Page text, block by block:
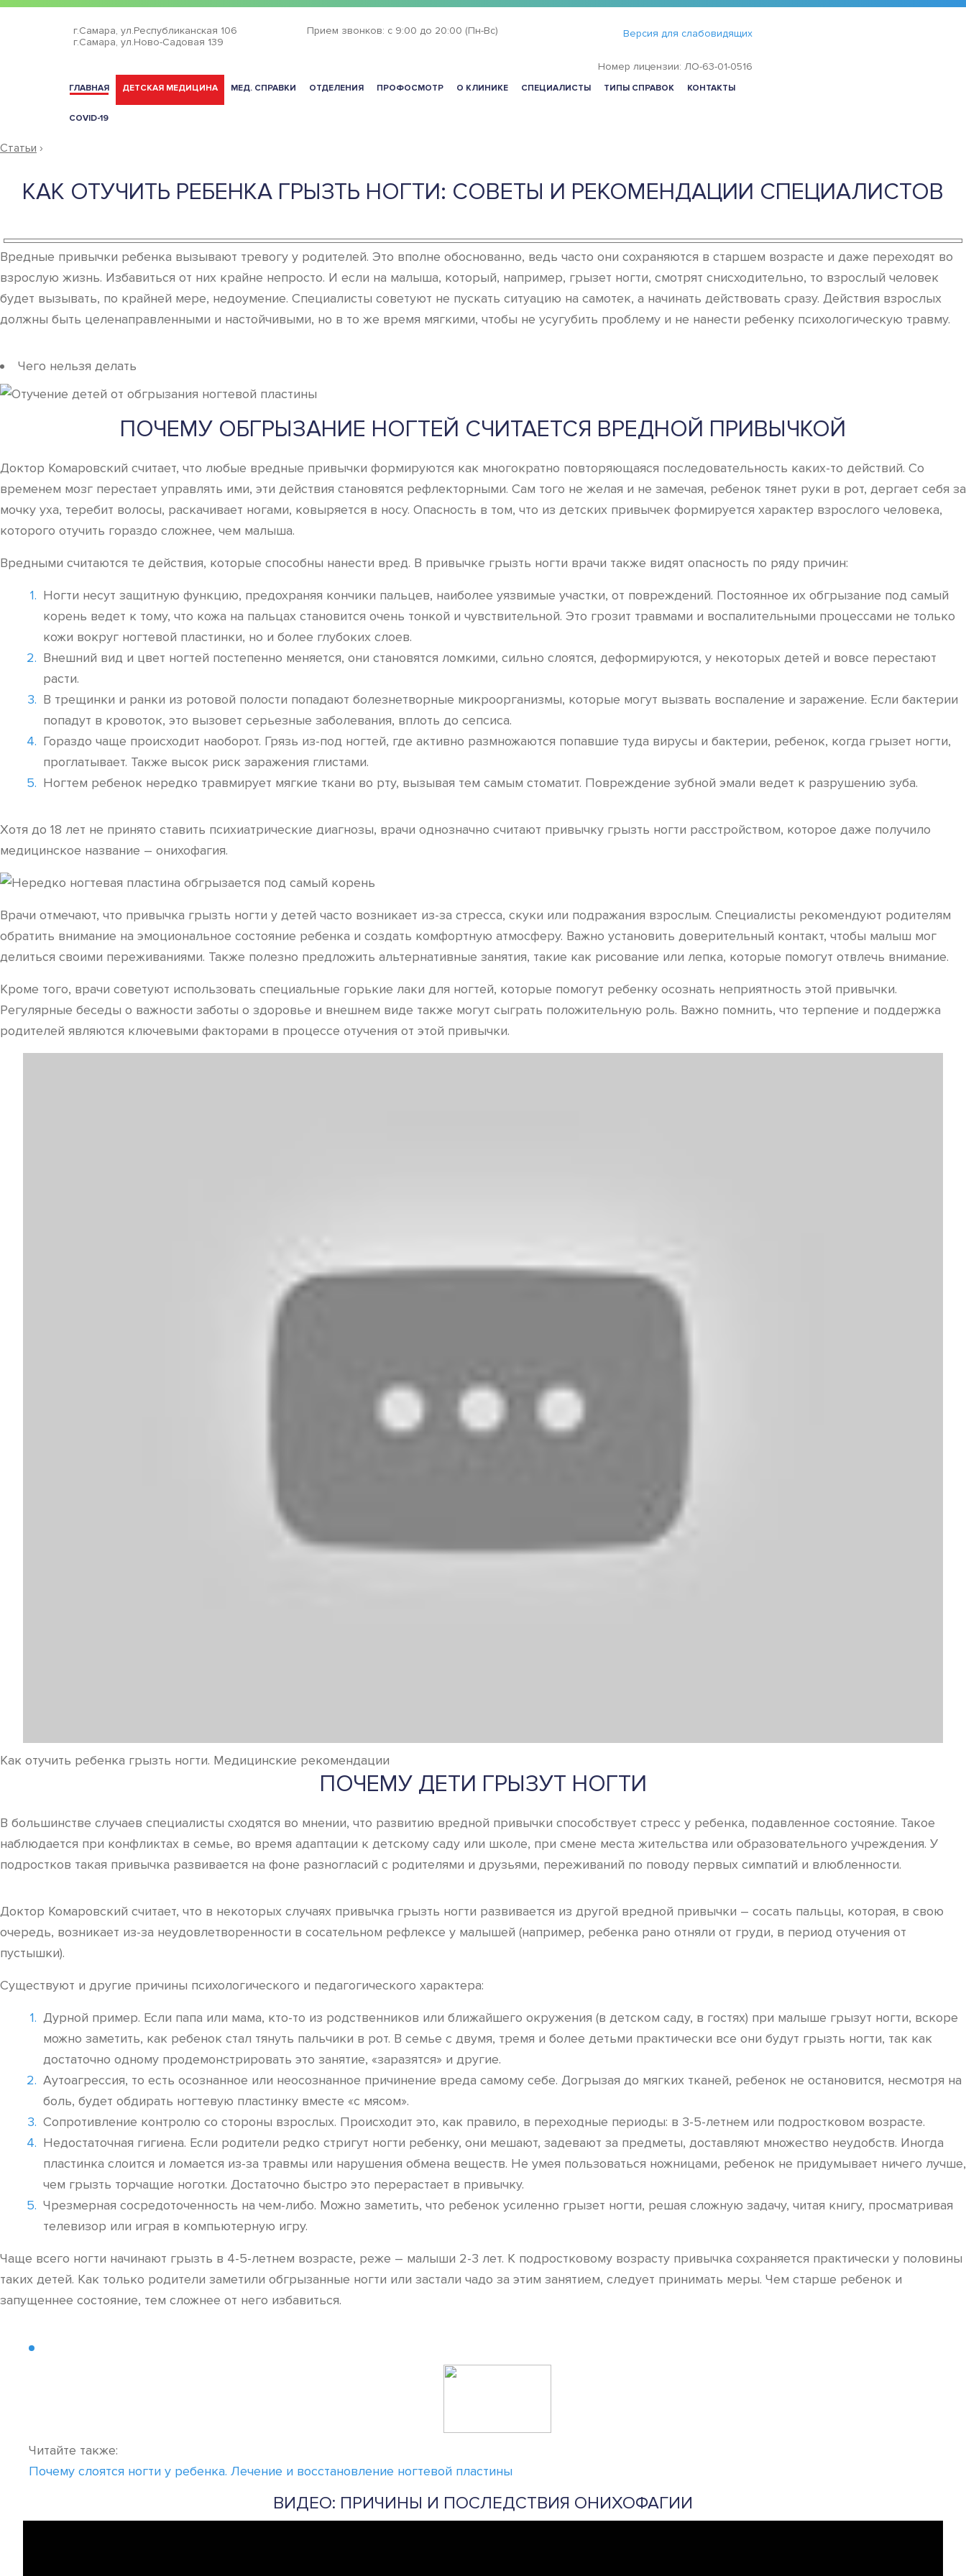
г.Самара, ул.Республиканская 106
г.Самара, ул.Ново-Садовая 139
Прием звонков: с 9:00 до 20:00 (Пн-Вс) Версия для слабовидящих
Номер лицензии: ЛО-63-01-0516
ГЛАВНАЯ ДЕТСКАЯ МЕДИЦИНА МЕД. СПРАВКИ ОТДЕЛЕНИЯ ПРОФОСМОТР О КЛИНИКЕ СПЕЦИАЛИСТЫ ТИПЫ СПРАВОК КОНТАКТЫ
COVID-19
Статьи ›
КАК ОТУЧИТЬ РЕБЕНКА ГРЫЗТЬ НОГТИ: СОВЕТЫ И РЕКОМЕНДАЦИИ СПЕЦИАЛИСТОВ
Вредные привычки ребенка вызывают тревогу у родителей. Это вполне обоснованно, ведь часто они сохраняются в старшем возрасте и даже переходят во
взрослую жизнь. Избавиться от них крайне непросто. И если на малыша, который, например, грызет ногти, смотрят снисходительно, то взрослый человек
будет вызывать, по крайней мере, недоумение. Специалисты советуют не пускать ситуацию на самотек, а начинать действовать сразу. Действия взрослых
должны быть целенаправленными и настойчивыми, но в то же время мягкими, чтобы не усугубить проблему и не нанести ребенку психологическую травму.
Чего нельзя делать
ПОЧЕМУ ОБГРЫЗАНИЕ НОГТЕЙ СЧИТАЕТСЯ ВРЕДНОЙ ПРИВЫЧКОЙ
Доктор Комаровский считает, что любые вредные привычки формируются как многократно повторяющаяся последовательность каких-то действий. Со
временем мозг перестает управлять ими, эти действия становятся рефлекторными. Сам того не желая и не замечая, ребенок тянет руки в рот, дергает себя за
мочку уха, теребит волосы, раскачивает ногами, ковыряется в носу. Опасность в том, что из детских привычек формируется характер взрослого человека,
которого отучить гораздо сложнее, чем малыша.
Вредными считаются те действия, которые способны нанести вред. В привычке грызть ногти врачи также видят опасность по ряду причин:
Ногти несут защитную функцию, предохраняя кончики пальцев, наиболее уязвимые участки, от повреждений. Постоянное их обгрызание под самый
корень ведет к тому, что кожа на пальцах становится очень тонкой и чувствительной. Это грозит травмами и воспалительными процессами не только
кожи вокруг ногтевой пластинки, но и более глубоких слоев.
Внешний вид и цвет ногтей постепенно меняется, они становятся ломкими, сильно слоятся, деформируются, у некоторых детей и вовсе перестают
расти.
В трещинки и ранки из ротовой полости попадают болезнетворные микроорганизмы, которые могут вызвать воспаление и заражение. Если бактерии
попадут в кровоток, это вызовет серьезные заболевания, вплоть до сепсиса.
Гораздо чаще происходит наоборот. Грязь из-под ногтей, где активно размножаются попавшие туда вирусы и бактерии, ребенок, когда грызет ногти,
проглатывает. Также высок риск заражения глистами.
Ногтем ребенок нередко травмирует мягкие ткани во рту, вызывая тем самым стоматит. Повреждение зубной эмали ведет к разрушению зуба.
Хотя до 18 лет не принято ставить психиатрические диагнозы, врачи однозначно считают привычку грызть ногти расстройством, которое даже получило
медицинское название – онихофагия.
Врачи отмечают, что привычка грызть ногти у детей часто возникает из-за стресса, скуки или подражания взрослым. Специалисты рекомендуют родителям
обратить внимание на эмоциональное состояние ребенка и создать комфортную атмосферу. Важно установить доверительный контакт, чтобы малыш мог
делиться своими переживаниями. Также полезно предложить альтернативные занятия, такие как рисование или лепка, которые помогут отвлечь внимание.
Кроме того, врачи советуют использовать специальные горькие лаки для ногтей, которые помогут ребенку осознать неприятность этой привычки.
Регулярные беседы о важности заботы о здоровье и внешнем виде также могут сыграть положительную роль. Важно помнить, что терпение и поддержка
родителей являются ключевыми факторами в процессе отучения от этой привычки.
Как отучить ребенка грызть ногти. Медицинские рекомендации
ПОЧЕМУ ДЕТИ ГРЫЗУТ НОГТИ
В большинстве случаев специалисты сходятся во мнении, что развитию вредной привычки способствует стресс у ребенка, подавленное состояние. Такое
наблюдается при конфликтах в семье, во время адаптации к детскому саду или школе, при смене места жительства или образовательного учреждения. У
подростков такая привычка развивается на фоне разногласий с родителями и друзьями, переживаний по поводу первых симпатий и влюбленности.
Доктор Комаровский считает, что в некоторых случаях привычка грызть ногти развивается из другой вредной привычки – сосать пальцы, которая, в свою
очередь, возникает из-за неудовлетворенности в сосательном рефлексе у малышей (например, ребенка рано отняли от груди, в период отучения от
пустышки).
Существуют и другие причины психологического и педагогического характера:
Дурной пример. Если папа или мама, кто-то из родственников или ближайшего окружения (в детском саду, в гостях) при малыше грызут ногти, вскоре
можно заметить, как ребенок стал тянуть пальчики в рот. В семье с двумя, тремя и более детьми практически все они будут грызть ногти, так как
достаточно одному продемонстрировать это занятие, «заразятся» и другие.
Аутоагрессия, то есть осознанное или неосознанное причинение вреда самому себе. Догрызая до мягких тканей, ребенок не остановится, несмотря на
боль, будет обдирать ногтевую пластинку вместе «с мясом».
Сопротивление контролю со стороны взрослых. Происходит это, как правило, в переходные периоды: в 3-5-летнем или подростковом возрасте.
Недостаточная гигиена. Если родители редко стригут ногти ребенку, они мешают, задевают за предметы, доставляют множество неудобств. Иногда
пластинка слоится и ломается из-за травмы или нарушения обмена веществ. Не умея пользоваться ножницами, ребенок не придумывает ничего лучше,
чем грызть торчащие ноготки. Достаточно быстро это перерастает в привычку.
Чрезмерная сосредоточенность на чем-либо. Можно заметить, что ребенок усиленно грызет ногти, решая сложную задачу, читая книгу, просматривая
телевизор или играя в компьютерную игру.
Чаще всего ногти начинают грызть в 4-5-летнем возрасте, реже – малыши 2-3 лет. К подростковому возрасту привычка сохраняется практически у половины
таких детей. Как только родители заметили обгрызанные ногти или застали чадо за этим занятием, следует принимать меры. Чем старше ребенок и
запущеннее состояние, тем сложнее от него избавиться.
Читайте также:
Почему слоятся ногти у ребенка. Лечение и восстановление ногтевой пластины
ВИДЕО: ПРИЧИНЫ И ПОСЛЕДСТВИЯ ОНИХОФАГИИ